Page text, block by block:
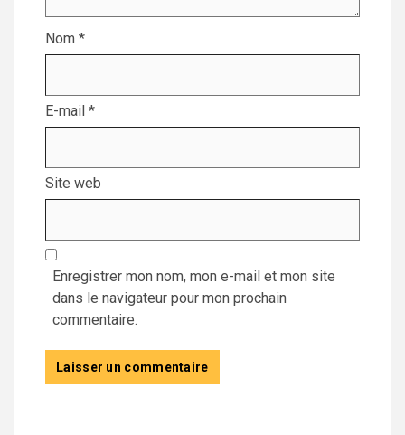
Nom *
E-mail *
Site web
Enregistrer mon nom, mon e-mail et mon site
dans le navigateur pour mon prochain
commentaire.